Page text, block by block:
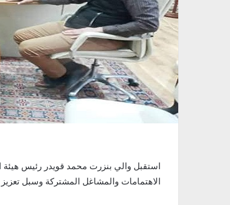
استقبل والي بنزرت محمد قويدر رئيس هيئة
الاهتمامات والمشاغل المشتركة وسبل